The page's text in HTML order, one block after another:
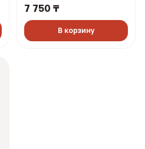
палочки, 3 васаби (966 гр,
7 750 ₸
В корзину